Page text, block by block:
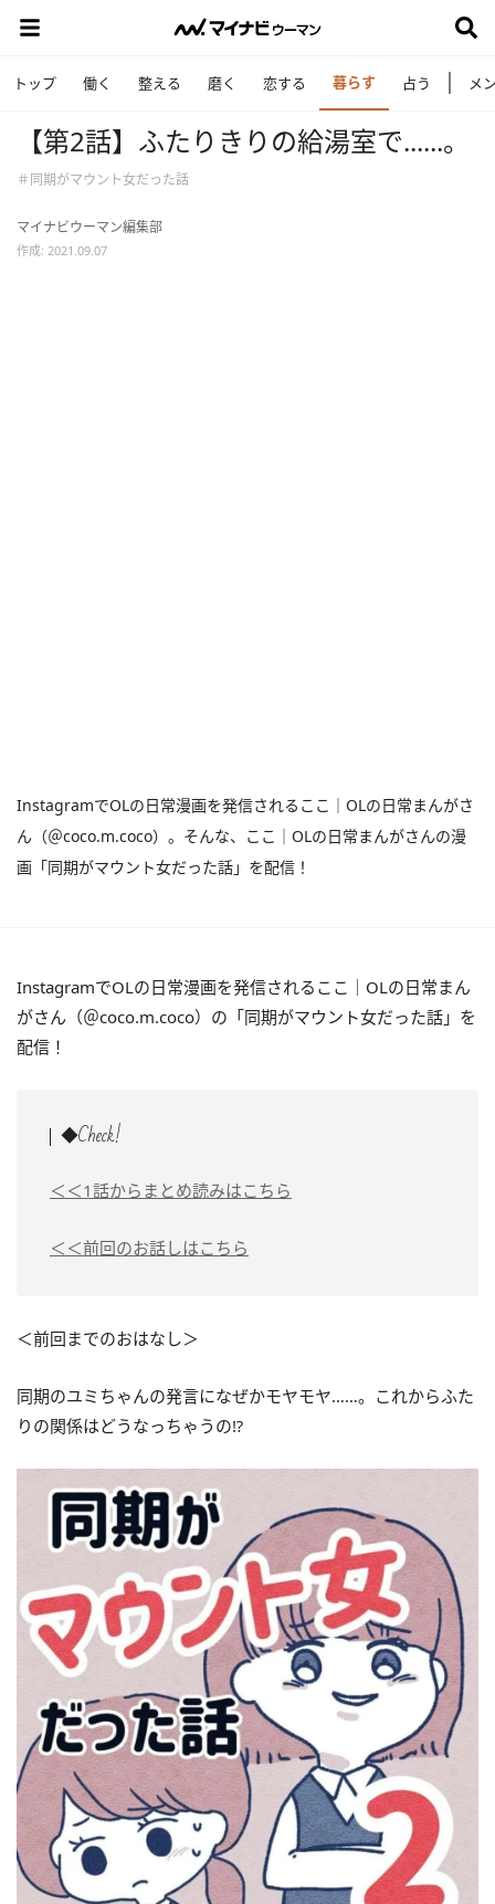
トップ 働く 整える 磨く 恋する 暮らす 占う メ
【第2話】ふたりきりの給湯室で......。
＃同期がマウント女だった話
マイナビウーマン編集部
作成: 2021.09.07
InstagramでOLの日常漫画を発信されるここ｜OLの日常まんがさ
ん（＠coco.m.coco）。そんな、ここ｜OLの日常まんがさんの漫
画「同期がマウント女だった話」を配信！
InstagramでOLの日常漫画を発信されるここ｜OLの日常まん
がさん（＠coco.m.coco）の「同期がマウント女だった話」を
配信！
◆Check!
＜＜1話からまとめ読みはこちら
＜＜前回のお話しはこちら
＜前回までのおはなし＞
同期のユミちゃんの発言になぜかモヤモヤ……。これからふた
りの関係はどうなっちゃうの⁉